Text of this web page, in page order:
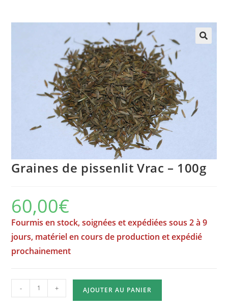
Graines de pissenlit Vrac – 100g
60,00€
Fourmis en stock, soignées et expédiées sous 2 à 9
jours, matériel en cours de production et expédié
prochainement
quantité
de
- + AJOUTER AU PANIER